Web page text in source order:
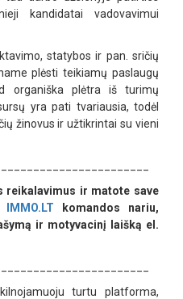
kandidatai vadovavimui
statybos ir pan. sričių
plėsti teikiamų paslaugų
organiška plėtra iš turimų
yra pati tvariausia, todėl
žinovus ir užtikrintai su vieni
reikalavimus ir matote save
IMMO.LT komandos nariu,
ir motyvacinį laišką el.
turtu platforma,